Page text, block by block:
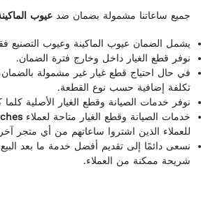
جميع ساعاتنا مشمولة بضمان ضد عيوب
يشمل الضمان عيوب الماكينة وعيوب التصنيع
نوفر قطع الغيار داخل وخارج فترة الضمان.
في حال احتياج قطع غيار غير مشمولة
تكلفة إضافية حسب نوع القطعة.
نوفر خدمات الصيانة وقطع الغيار الأصلية
خدمات الصيانة وقطع الغيار متاحة لعملاء
للعملاء الذين اشتروا ساعاتهم من أي متجر
نسعى دائمًا إلى تقديم أفضل خدمة ما بعد البيع
شريحة ممكنة من العملاء.